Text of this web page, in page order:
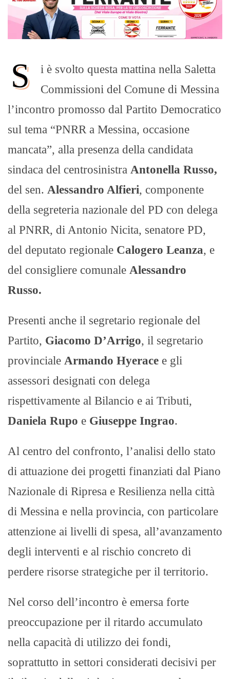
S
i è svolto questa mattina nella Saletta
Commissioni del Comune di Messina
l’incontro promosso dal Partito Democratico
sul tema “PNRR a Messina, occasione
mancata”, alla presenza della candidata
sindaca del centrosinistra Antonella Russo,
del sen. Alessandro Alfieri, componente
della segreteria nazionale del PD con delega
al PNRR, di Antonio Nicita, senatore PD,
del deputato regionale Calogero Leanza, e
del consigliere comunale Alessandro
Russo.
Presenti anche il segretario regionale del
Partito, Giacomo D’Arrigo, il segretario
provinciale Armando Hyerace e gli
assessori designati con delega
rispettivamente al Bilancio e ai Tributi,
Daniela Rupo e Giuseppe Ingrao.
Al centro del confronto, l’analisi dello stato
di attuazione dei progetti finanziati dal Piano
Nazionale di Ripresa e Resilienza nella città
di Messina e nella provincia, con particolare
attenzione ai livelli di spesa, all’avanzamento
degli interventi e al rischio concreto di
perdere risorse strategiche per il territorio.
Nel corso dell’incontro è emersa forte
preoccupazione per il ritardo accumulato
nella capacità di utilizzo dei fondi,
soprattutto in settori considerati decisivi per